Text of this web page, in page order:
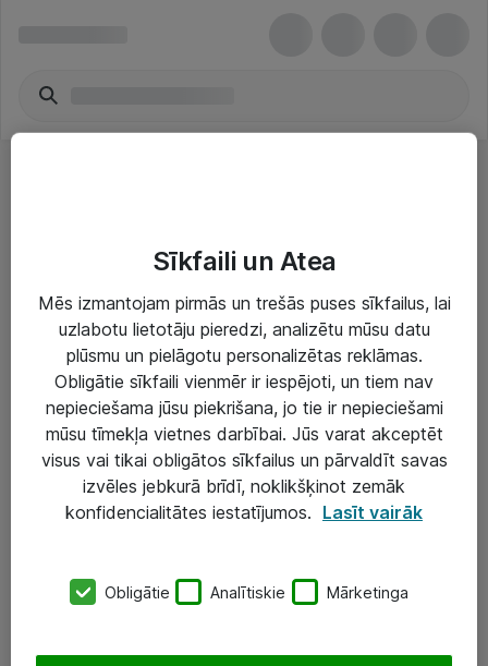
Risinājumi & Pakalpojumi
IT serviss un atbalsts
IT infrastruktūra
Darba vietu IT risinājumi
SIA „ATEA”
+(371) 67 81 90 50
Sīkfaili un Atea
Mēs izmantojam pirmās un trešās puses sīkfailus, lai
uzlabotu lietotāju pieredzi, analizētu mūsu datu
plūsmu un pielāgotu personalizētas reklāmas.
Obligātie sīkfaili vienmēr ir iespējoti, un tiem nav
nepieciešama jūsu piekrišana, jo tie ir nepieciešami
mūsu tīmekļa vietnes darbībai. Jūs varat akceptēt
visus vai tikai obligātos sīkfailus un pārvaldīt savas
izvēles jebkurā brīdī, noklikšķinot zemāk
konfidencialitātes iestatījumos. Lasīt vairāk
Obligātie Analītiskie Mārketinga